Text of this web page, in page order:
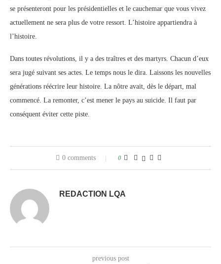
se présenteront pour les présidentielles et le cauchemar que vous vivez
actuellement ne sera plus de votre ressort. L’histoire appartiendra à
l’histoire.
Dans toutes révolutions, il y a des traîtres et des martyrs. Chacun d’eux
sera jugé suivant ses actes. Le temps nous le dira. Laissons les nouvelles
générations réécrire leur histoire. La nôtre avait, dès le départ, mal
commencé. La remonter, c’est mener le pays au suicide. Il faut par
conséquent éviter cette piste.
0 comments 0
REDACTION LQA
previous post